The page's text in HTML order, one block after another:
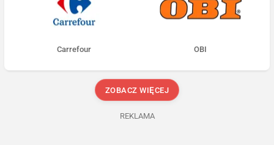
Carrefour OBI
ZOBACZ WIĘCEJ
REKLAMA